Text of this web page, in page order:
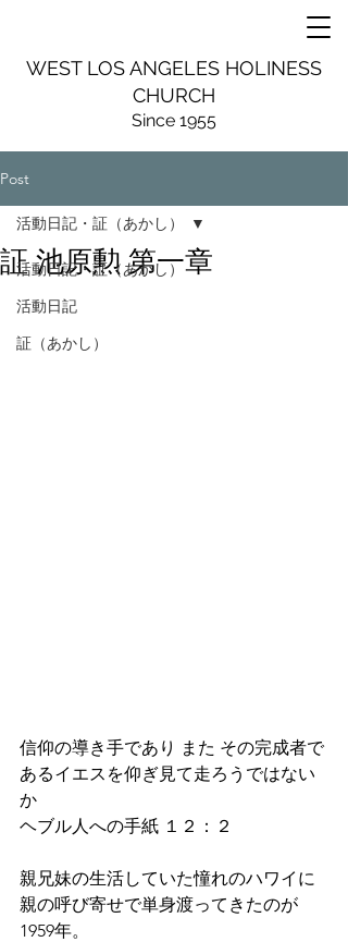
WEST LOS ANGELES HOLINESS
CHURCH
Since 1955
Post
活動日記・証（あかし）
活動日記
証（あかし）
活動日記・証（あかし）
証 池原勲 第一章
信仰の導き手であり また その完成者で
あるイエスを仰ぎ見て走ろうではない
か
ヘブル人への手紙 １２：２
親兄妹の生活していた憧れのハワイに
親の呼び寄せで単身渡ってきたのが
1959年。